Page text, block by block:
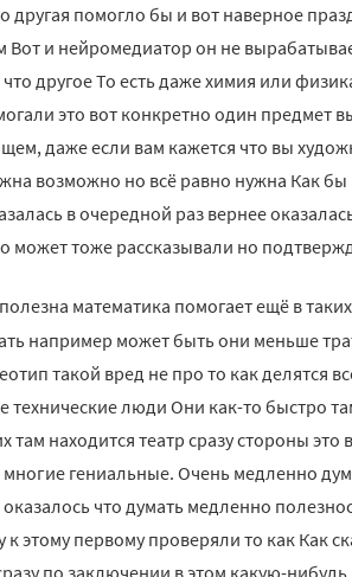
другая помогло бы и вот наверное
Вот и нейромедиатор он не
другое То есть даже химия или
это вот конкретно один предмет
даже если вам кажется что вы
возможно но всё равно нужна Как бы
в очередной раз вернее
может тоже рассказывали но
математика помогает ещё в
например может быть они меньше
такой вред не про то как делятся
технические люди Они как-то быстро
там находится театр сразу стороны
многие гениальные. Очень медленно
что думать медленно
к этому первому проверяли то как Как